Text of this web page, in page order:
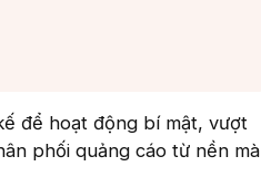
để hoạt động bí mật, vượt
phối quảng cáo từ nền mà